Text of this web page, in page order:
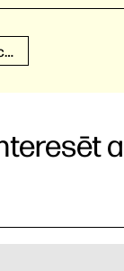
Skatīt visas tehniskās specifikācijas